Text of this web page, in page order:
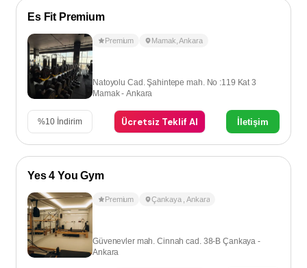
Es Fit Premium
Premium Mamak ,Ankara
Natoyolu Cad. Şahintepe mah. No :119 Kat 3
Mamak - Ankara
%10 İndirim Ücretsiz Teklif Al İletişim
Yes 4 You Gym
Premium Çankaya ,Ankara
Güvenevler mah. Cinnah cad. 38-B Çankaya -
Ankara